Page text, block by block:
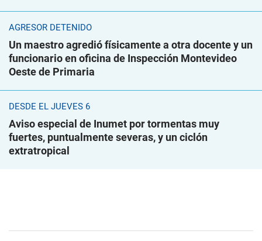
AGRESOR DETENIDO
Un maestro agredió físicamente a otra docente y un
funcionario en oficina de Inspección Montevideo
Oeste de Primaria
DESDE EL JUEVES 6
Aviso especial de Inumet por tormentas muy
fuertes, puntualmente severas, y un ciclón
extratropical